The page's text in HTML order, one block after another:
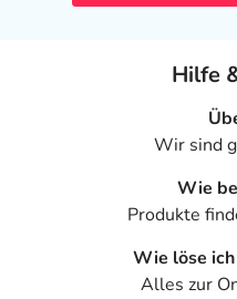
Hilfe
Wir sind
Wie
Produkte
Wie löse
Alles zur